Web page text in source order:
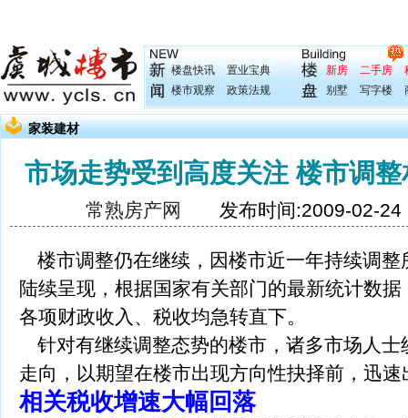
楼盘快讯
置业宝典
楼市观察
政策法规
新房 二手房
别墅
写字楼
家装建材
市场走势受到高度关注 楼市调
常熟房产网 发布时间:2009-02-
楼市调整仍在继续，因楼市近一年持续调整
陆续呈现，根据国家有关部门的最新统计数
各项财政收入、税收均急转直下。
针对有继续调整态势的楼市，诸多市场人士
走向，以期望在楼市出现方向性抉择前，迅速
相关税收增速大幅回落